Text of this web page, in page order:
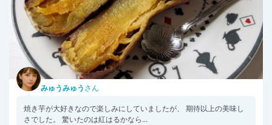
みゅうみゅう さん
焼き芋が大好きなので楽しみにしていましたが、 期待以上の美味し
さでした。 驚いたのは紅はるかなら...